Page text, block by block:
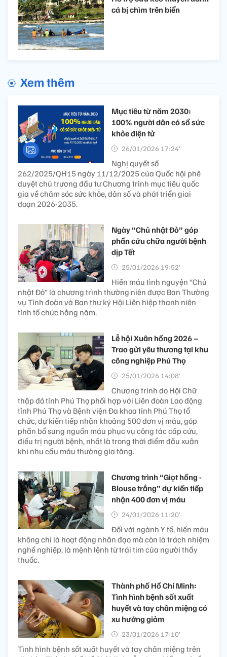
cá bị chìm trên biển
Xem thêm
Mục tiêu từ năm 2030:
100% người dân có sổ sức
khỏe điện tử
26/01/2026 17:24’
Nghị quyết số
262/2025/QH15 ngày 11/12/2025 của Quốc hội phê
duyệt chủ trương đầu tư Chương trình mục tiêu quốc
gia về chăm sóc sức khỏe, dân số và phát triển giai
đoạn 2026-2035.
Ngày “Chủ nhật Đỏ” góp
phần cứu chữa người bệnh
dịp Tết
25/01/2026 19:52’
Hiến máu tình nguyện “Chủ
nhật Đỏ” là chương trình thường niên được Ban Thường
vụ Tỉnh đoàn và Ban thư ký Hội Liên hiệp thanh niên
tỉnh tổ chức hằng năm.
Lễ hội Xuân hồng 2026 –
Trao gửi yêu thương tại khu
công nghiệp Phú Thọ
25/01/2026 14:08’
Chương trình do Hội Chữ
thập đỏ tỉnh Phú Thọ phối hợp với Liên đoàn Lao động
tỉnh Phú Thọ và Bệnh viện Đa khoa tỉnh Phú Thọ tổ
chức, dự kiến tiếp nhận khoảng 500 đơn vị máu, góp
phần bổ sung nguồn máu phục vụ công tác cấp cứu,
điều trị người bệnh, nhất là trong thời điểm đầu xuân
khi nhu cầu máu thường gia tăng.
Chương trình “Giọt hồng -
Blouse trắng” dự kiến tiếp
nhận 400 đơn vị máu
24/01/2026 11:20’
Đối với ngành Y tế, hiến máu
không chỉ là hoạt động nhân đạo mà còn là trách nhiệm
nghề nghiệp, là mệnh lệnh từ trái tim của người thầy
thuốc.
Thành phố Hồ Chí Minh:
Tình hình bệnh sốt xuất
huyết và tay chân miệng có
xu hướng giảm
23/01/2026 17:10’
Tình hình bệnh sốt xuất huyết và tay chân miệng trên